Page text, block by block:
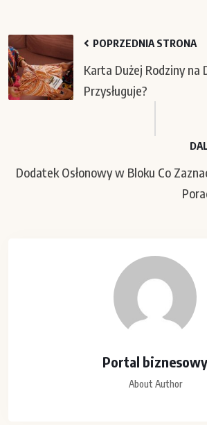
POPRZEDNIA STRONA
Karta Dużej Rodziny na
Przysługuje?
Dodatek Osłonowy w Bloku Co
Portal biznesowy
About Author